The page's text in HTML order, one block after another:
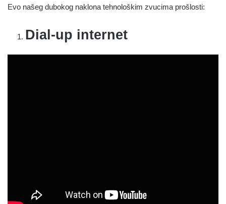
Evo našeg dubokog naklona tehnološkim zvucima prošlosti:
Dial-up internet